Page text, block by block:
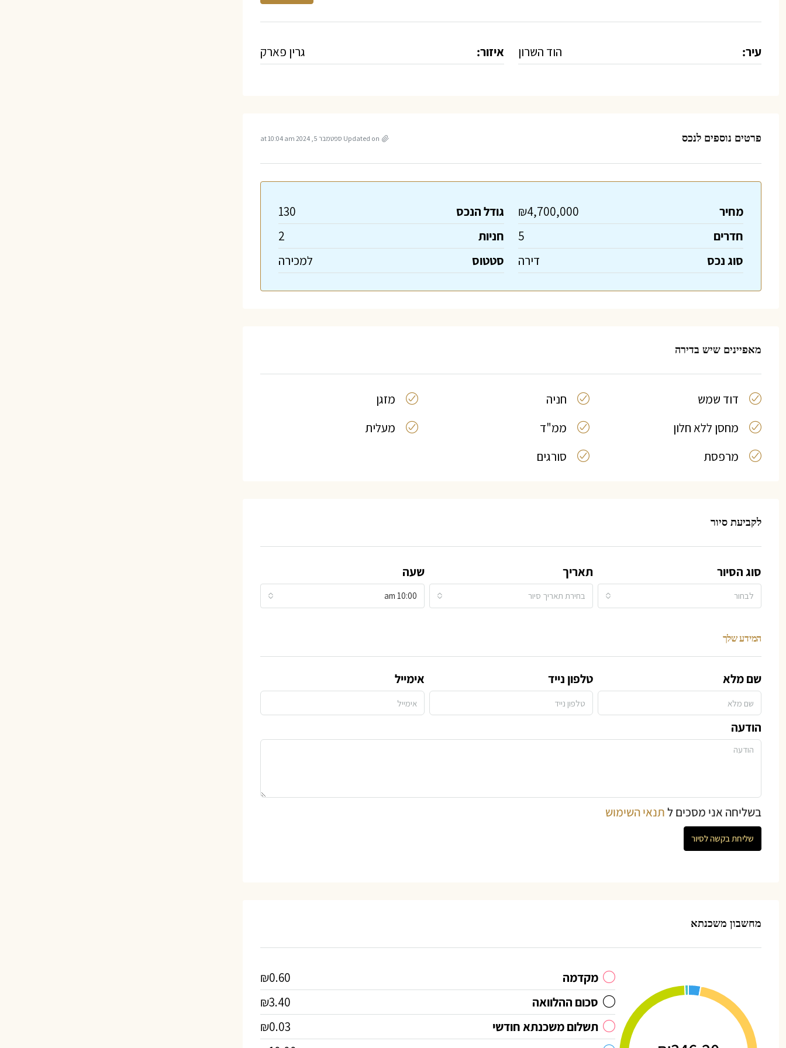
עיר: הוד השרון איזור: גרין פארק
פרטים נוספים לנכס Updated on ספטמבר 5, 2024 at 10:04 am
מחיר ₪4,700,000 גודל הנכס
130
חדרים
5 חניות
2
סוג נכס
דירה סטטוס למכירה
מאפיינים שיש בדירה
דוד שמש חניה
מזגן
מחסן ללא חלון
ממ"ד
מעלית
מרפסת
סורגים
לקביעת סיור
סוג הסיור
לבחור
תאריך
בחירת תאריך סיור
שעה
10:00 am
המידע שלך
שם מלא טלפון נייד אימייל
הודעה
בשליחה אני מסכים לתנאי השימוש
שליחת בקשה לסיור
מחשבון משכנתא
מקדמה
₪0.60
סכום ההלוואה
₪3.40
תשלום משכנתא חודשי
₪0.03